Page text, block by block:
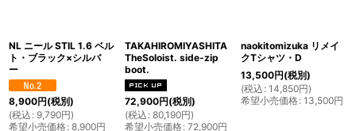
NL ニール STIL 1.6 ベル
ト・ブラック×シルバ
ー
8,900円(税別)
(税込 : 9,790円)
希望小売価格: 8,900円
TAKAHIROMIYASHITA
TheSoloist. side-zip
boot.
72,900円(税別)
(税込 : 80,190円)
希望小売価格: 72,900円
naokitomizuka リメイ
クTシャツ・D
13,500円(税別)
(税込 : 14,850円)
希望小売価格: 13,500円